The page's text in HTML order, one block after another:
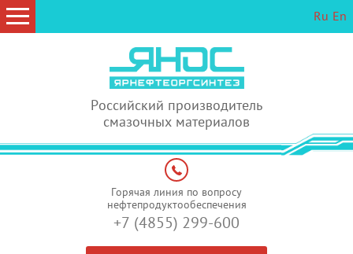
Ru En
Российский производитель
смазочных материалов
Горячая линия по вопросу
нефтепродуктообеспечения
+7 (4855) 299-600